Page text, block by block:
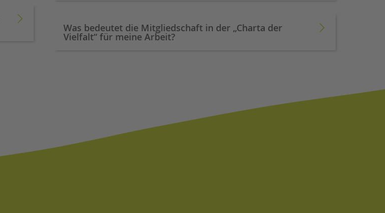
Was bedeutet die Mitgliedschaft in der „Charta der
Vielfalt“ für meine Arbeit?